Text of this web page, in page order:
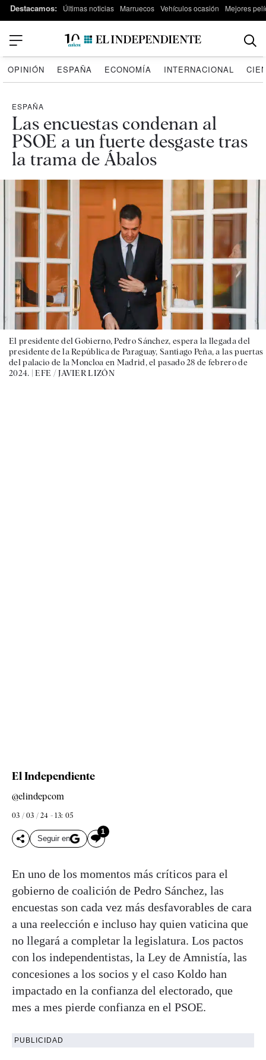
Destacamos: Últimas noticias Marruecos Vehículos ocasión Mejores
OPINIÓN ESPAÑA ECONOMÍA INTERNACIONAL
ESPAÑA
Las encuestas condenan al
PSOE a un fuerte desgaste tras
la trama de Ábalos
El presidente del Gobierno, Pedro Sánchez, espera la llegada del
presidente de la República de Paraguay, Santiago Peña, a las puertas
del palacio de la Moncloa en Madrid, el pasado 28 de febrero de
2024. |EFE / JAVIER LIZÓN
El Independiente
@elindepcom
03 / 03 / 24 - 13: 05
Seguir en
1
En uno de los momentos más críticos para el
gobierno de coalición de Pedro Sánchez, las
encuestas son cada vez más desfavorables de cara
a una reelección e incluso hay quien vaticina que
no llegará a completar la legislatura. Los pactos
con los independentistas, la Ley de Amnistía, las
concesiones a los socios y el caso Koldo han
impactado en la confianza del electorado, que
mes a mes pierde confianza en el PSOE.
PUBLICIDAD